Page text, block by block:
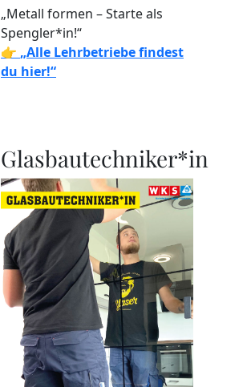
„Metall formen – Starte als
Spengler*in!“
👉 „Alle Lehrbetriebe findest
du hier!“
Glasbautechniker*in